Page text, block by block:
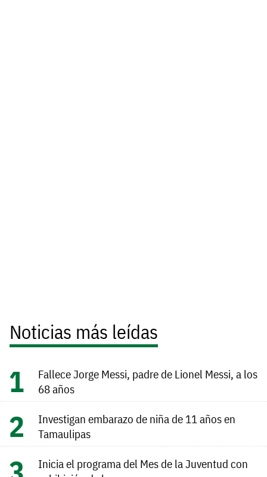
Noticias más leídas
Fallece Jorge Messi, padre de Lionel Messi, a los
68 años
Investigan embarazo de niña de 11 años en
Tamaulipas
Inicia el programa del Mes de la Juventud con